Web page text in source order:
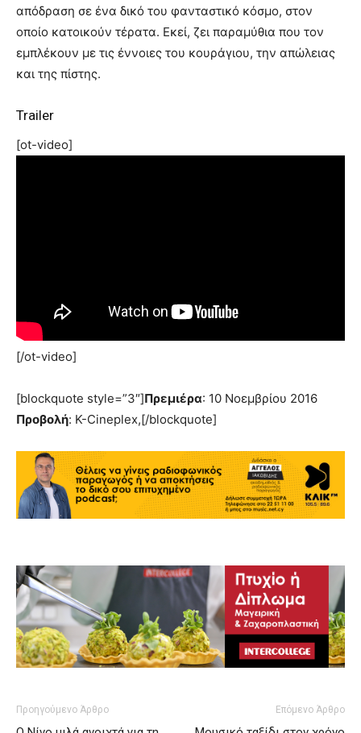
απόδραση σε ένα δικό του φανταστικό κόσμο, στον
οποίο κατοικούν τέρατα. Εκεί, ζει παραμύθια που τον
εμπλέκουν με τις έννοιες του κουράγιου, την απώλειας
και της πίστης.
Trailer
[ot-video]
[/ot-video]
[blockquote style=”3″]Πρεμιέρα: 10 Νοεμβρίου 2016
Προβολή: K-Cineplex,[/blockquote]
Προηγούμενο Άρθρο Επόμενο Άρθρο